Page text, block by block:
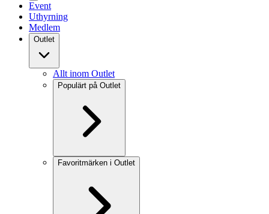
Event
Uthyrning
Medlem
Outlet
Allt inom Outlet
Populärt på Outlet
Favoritmärken i Outlet